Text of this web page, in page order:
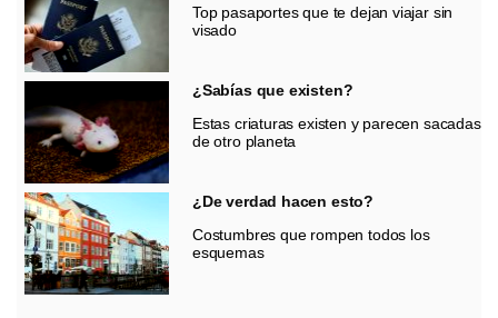
Top pasaportes que te dejan viajar sin
visado
¿Sabías que existen?
Estas criaturas existen y parecen sacadas
de otro planeta
¿De verdad hacen esto?
Costumbres que rompen todos los
esquemas